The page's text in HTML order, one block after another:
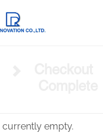
currently empty.